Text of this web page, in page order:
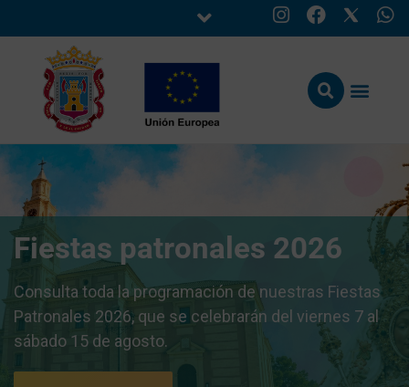
Fiestas patronales 2026
Consulta toda la programación de nuestras Fiestas
Patronales 2026, que se celebrarán del viernes 7 al
sábado 15 de agosto.